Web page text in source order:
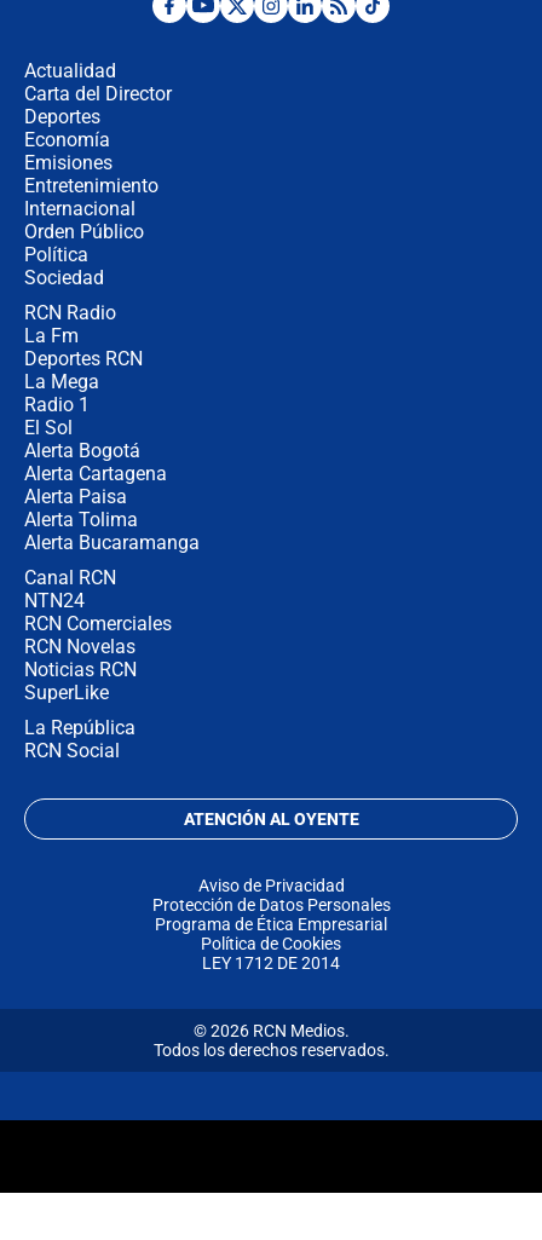
Desde dermatitis hasta infecciones:
Actualidad
Carta del Director
Deportes
Economía
Emisiones
Entretenimiento
Internacional
Orden Público
Política
Sociedad
RCN Radio
La Fm
Deportes RCN
La Mega
Radio 1
El Sol
Alerta Bogotá
Alerta Cartagena
Alerta Paisa
Alerta Tolima
Alerta Bucaramanga
Canal RCN
NTN24
RCN Comerciales
RCN Novelas
Noticias RCN
SuperLike
La República
RCN Social
ATENCIÓN AL OYENTE
Aviso de Privacidad
Protección de Datos Personales
Programa de Ética Empresarial
Política de Cookies
LEY 1712 DE 2014
© 2026 RCN Medios.
Todos los derechos reservados.